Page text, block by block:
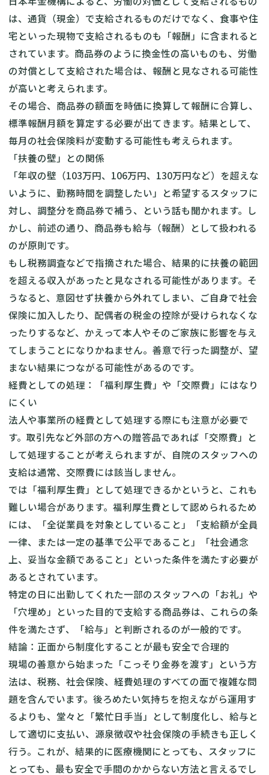
は、通貨（現金）で支給されるものだけでなく、食事や住
宅といった現物で支給されるものも「報酬」に含まれると
されています。商品券のように換金性の高いものも、労働
の対償として支給された場合は、報酬と見なされる可能性
が高いと考えられます。
その場合、商品券の額面を時価に換算して報酬に合算し、
標準報酬月額を算定する必要が出てきます。結果として、
毎月の社会保険料が変動する可能性も考えられます。
「扶養の壁」との関係
「年収の壁（103万円、106万円、130万円など）を超えな
いように、勤務時間を調整したい」と希望するスタッフに
対し、調整分を商品券で補う、という話も聞かれます。し
かし、前述の通り、商品券も給与（報酬）として扱われる
のが原則です。
もし税務調査などで指摘された場合、結果的に扶養の範囲
を超える収入があったと見なされる可能性があります。そ
うなると、意図せず扶養から外れてしまい、ご自身で社会
保険に加入したり、配偶者の税金の控除が受けられなくな
ったりするなど、かえって本人やそのご家族に影響を与え
てしまうことになりかねません。善意で行った調整が、望
まない結果につながる可能性があるのです。
経費としての処理：「福利厚生費」や「交際費」にはなり
にくい
法人や事業所の経費として処理する際にも注意が必要で
す。取引先など外部の方への贈答品であれば「交際費」と
して処理することが考えられますが、自院のスタッフへの
支給は通常、交際費には該当しません。
では「福利厚生費」として処理できるかというと、これも
難しい場合があります。福利厚生費として認められるため
には、「全従業員を対象としていること」「支給額が全員
一律、または一定の基準で公平であること」「社会通念
上、妥当な金額であること」といった条件を満たす必要が
あるとされています。
特定の日に出勤してくれた一部のスタッフへの「お礼」や
「穴埋め」といった目的で支給する商品券は、これらの条
件を満たさず、「給与」と判断されるのが一般的です。
結論：正面から制度化することが最も安全で合理的
現場の善意から始まった「こっそり金券を渡す」という方
法は、税務、社会保険、経費処理のすべての面で複雑な問
題を含んでいます。後ろめたい気持ちを抱えながら運用す
るよりも、堂々と「繁忙日手当」として制度化し、給与と
して適切に支払い、源泉徴収や社会保険の手続きも正しく
行う。これが、結果的に医療機関にとっても、スタッフに
とっても、最も安全で手間のかからない方法と言えるでし